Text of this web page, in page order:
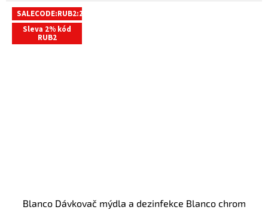
SALECODE:RUB2:2:%
Sleva 2% kód
RUB2
Blanco Dávkovač mýdla a dezinfekce Blanco chrom